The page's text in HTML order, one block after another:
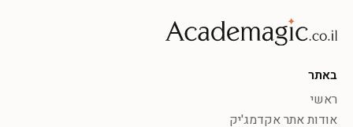
באתר
ראשי
אודות אתר אקדמג'יק